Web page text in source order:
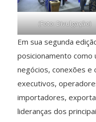
(Foto: Divulgação)
Em sua segunda
posicionamento
negócios, conexões e
executivos,
importadores,
lideranças dos